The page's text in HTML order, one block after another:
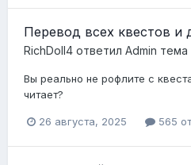
Перевод всех квестов и
RichDoll4 ответил Admin тема
Вы реально не рофлите с
читает?
26 августа, 2025 565